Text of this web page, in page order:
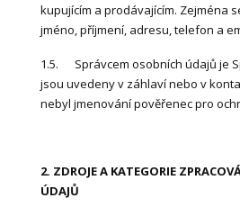
kupujícím a prodávajícím. Zejména
jméno, příjmení, adresu, telefon a
1.5. Správcem osobních údajů je
jsou uvedeny v záhlaví nebo v
nebyl jmenování pověřenec pro
2. ZDROJE A KATEGORIE
ÚDAJŮ